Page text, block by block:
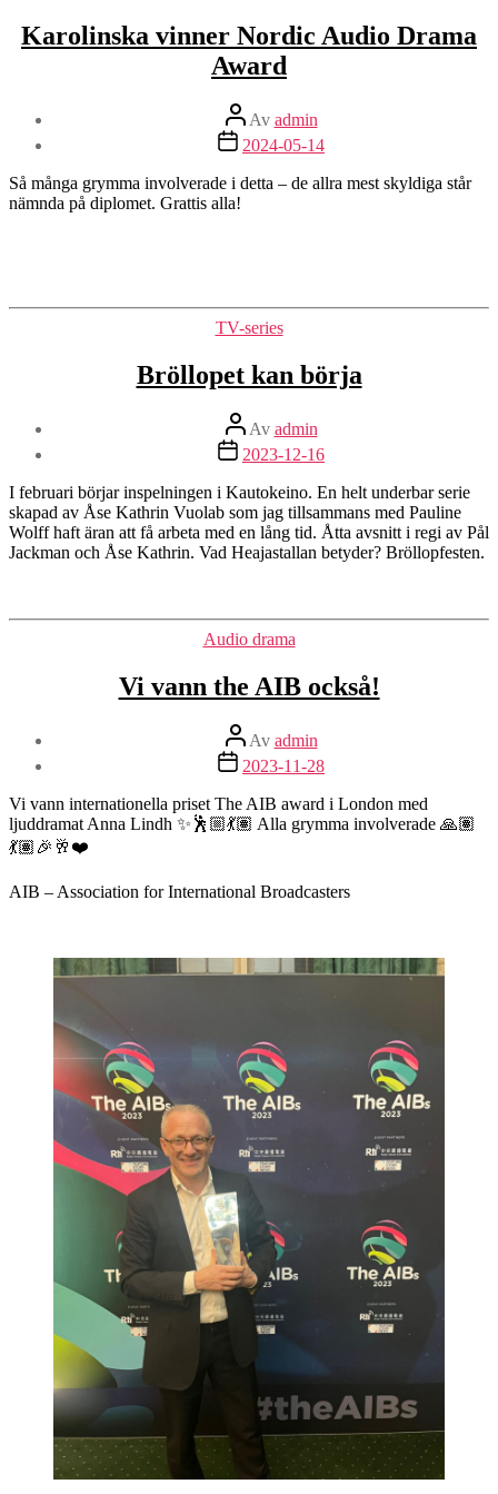
Karolinska vinner Nordic Audio Drama
Award
Inläggsförfattare
Av admin
Inläggsdatum
2024-05-14
Så många grymma involverade i detta – de allra mest skyldiga står
nämnda på diplomet. Grattis alla!
Kategorier
TV-series
Bröllopet kan börja
Inläggsförfattare
Av admin
Inläggsdatum
2023-12-16
I februari börjar inspelningen i Kautokeino. En helt underbar serie
skapad av Åse Kathrin Vuolab som jag tillsammans med Pauline
Wolff haft äran att få arbeta med en lång tid. Åtta avsnitt i regi av Pål
Jackman och Åse Kathrin. Vad Heajastallan betyder? Bröllopfesten.
Kategorier
Audio drama
Vi vann the AIB också!
Inläggsförfattare
Av admin
Inläggsdatum
2023-11-28
Vi vann internationella priset The AIB award i London med
ljuddramat Anna Lindh ✨🕺🏼💃🏽 Alla grymma involverade 🙏🏽
💃🏽🎉🥂❤️
AIB – Association for International Broadcasters